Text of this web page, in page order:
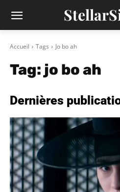
Accueil Tags Jo bo ah
Tag: jo bo ah
Dernières